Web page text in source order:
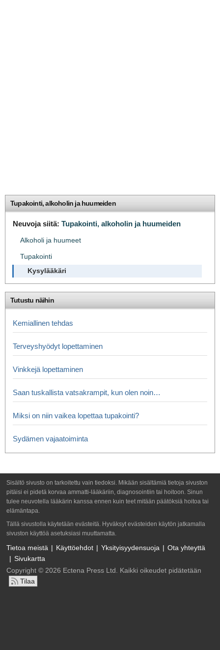
Tupakointi, alkoholin ja huumeiden
Neuvoja siitä: Tupakointi, alkoholin ja huumeiden
Alkoholi ja huumeet
Tupakointi
Kysylääkäri
Tutustu näihin
Kemiallinen tehdas
Terveyshyödyt lopettaminen
Vinkkejä lopettaminen
Saan tuskallista vatsakrampit, kun olen noin…
Miksi on niin vaikea lopettaa tupakointi?
Sydämen vajaatoiminta
Sisältö sivusto on tarkoitettu vain tiedoksi. Mikään sisältämiä tietoja sivuston
pitäisi ei pidetä korvaa ammatti-lääkäriin, diagnosointiin tai hoitoon. Sinun
tulee neuvotella lääkärin kanssa ennen kuin teet mitään päätöksiä hoitoa tai
elämäntapa.
Tällä sivustolla käytetään evästeitä. Hyväksyt evästeiden käytön jatkamalla
sivuston käyttöä asetuksiasi muuttamatta.
Tietoa meistä Käyttöehdot Yksityisyydensuoja
Ota yhteyttä
Sivukartta
Copyright © 2026 Ectena Press Ltd. Kaikki oikeudet pidätetään
Tilaa